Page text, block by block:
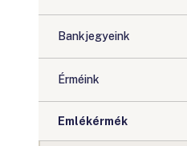
Bankjegyeink
Érméink
Emlékérmék